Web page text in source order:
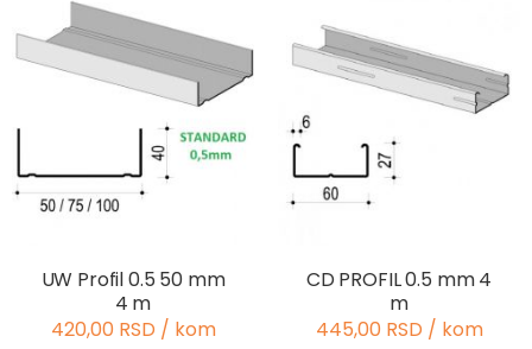
UW Profil 0.5 50 mm
4 m
420,00 RSD / kom
CD PROFIL 0.5 mm 4
m
445,00 RSD / kom